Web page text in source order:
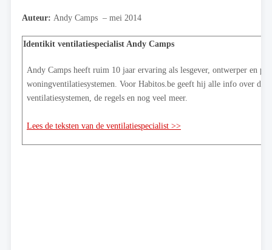
Auteur: Andy Camps – mei 2014
Identikit ventilatiespecialist Andy Camps
Andy Camps heeft ruim 10 jaar ervaring als lesgever, ontwerper en
woningventilatiesystemen. Voor Habitos.be geeft hij alle info over de
ventilatiesystemen, de regels en nog veel meer.
Lees de teksten van de ventilatiespecialist >>